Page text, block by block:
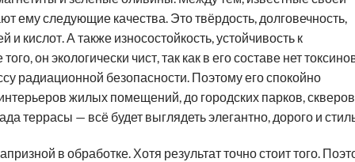
ему следующие качества. Это твёрдость, долговечность,
и кислот. А также износостойкость, устойчивость к
он экологически чист, так как в его составе нет
радиационной безопасности. Поэтому его спокойно
жилых помещений, до городских парков,
террасы — всё будет выглядеть элегантно, дорого и
в обработке. Хотя результат точно стоит того.